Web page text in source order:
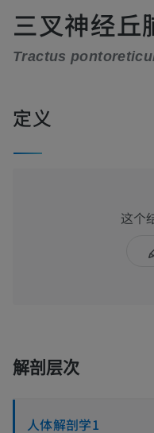
三叉神经丘
Tractus
定义
这个
解剖层次
人体解剖学1